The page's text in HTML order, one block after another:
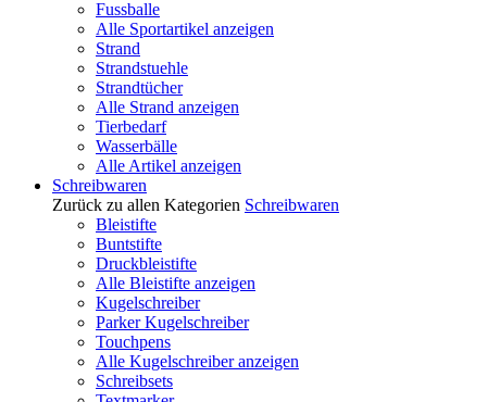
Fussballe
Alle Sportartikel anzeigen
Strand
Strandstuehle
Strandtücher
Alle Strand anzeigen
Tierbedarf
Wasserbälle
Alle Artikel anzeigen
Schreibwaren
Zurück zu allen Kategorien Schreibwaren
Bleistifte
Buntstifte
Druckbleistifte
Alle Bleistifte anzeigen
Kugelschreiber
Parker Kugelschreiber
Touchpens
Alle Kugelschreiber anzeigen
Schreibsets